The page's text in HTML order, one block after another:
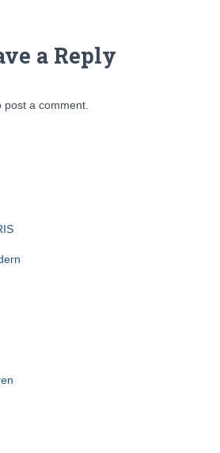
a Reply
post a comment.